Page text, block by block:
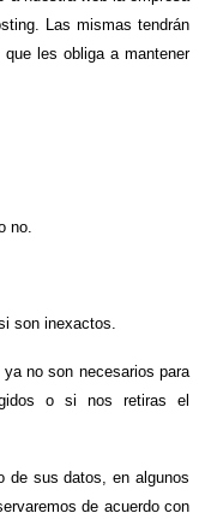
Las mismas tendrán
les obliga a mantener
no.
son inexactos.
no son necesarios para
o si nos retiras el
de sus datos, en algunos
de acuerdo con